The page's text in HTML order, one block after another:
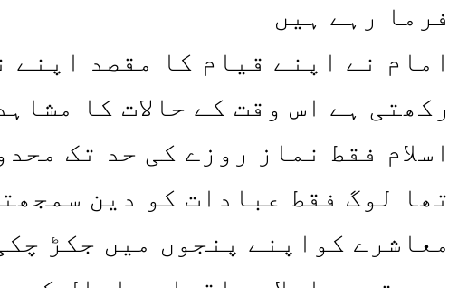
فرما رہے ہیں
امام نے اپنے قیام کا مقصد اپنے
رکھتی ہے اس وقت کے حالات کا
اسلام فقط نماز روزے کی حد تک
تھا لوگ فقط عبادات کو دین
معاشرے کواپنے پنجوں میں جکڑ